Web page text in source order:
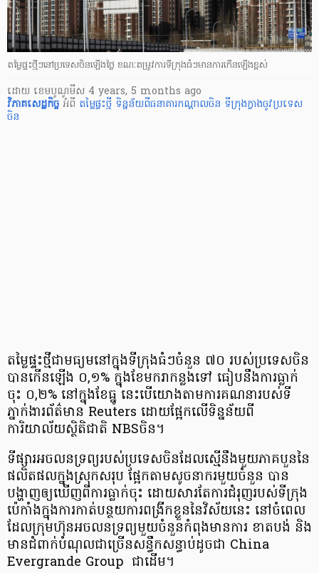
តម្លៃផ្ទះថ្មីៗនៅប្រទេសចិនឡើងថ្លៃ ខណៈតម្រូវការទីក្រុងធំៗមានការកើនឡើងខ្ពស់
ដោយ ​ ខេមបូណូមីស 4 years, 5 months ago
វិភាគសេដ្ឋកិច្ច អំពី តម្លៃ​ផ្ទះ​ថ្មី ទិន្នន័យ​ពី​ធនាគារកណ្ដាល​ចិន ទីក្រុង​ក្វា​ង​ចូ​វ​ប្រទេស​
ចិន
តម្លៃ​ផ្ទះ​ថ្មី​ជា​មធ្យម​នៅ​ក្នុង​ទីក្រុង​ធំ​ៗ​ចំនួន ៧០ របស់​ប្រទេស​ចិន​
បាន​កើនឡើង ០,១% ក្នុង​ខែមករា​កន្លង​ទៅ ធៀប​នឹង​ការ​ធ្លាក់​
ចុះ ០,២% នៅ​ក្នុង​ខែធ្នូ នេះ​បើ​យោង​តាម​ការ​គណនា​របស់​ទី
ភ្នាក់ងារ​ព័ត៌មាន Reuters ដោយ​ផ្អែក​លើ​ទិន្នន័យ​ពី​
ការិយាល័យ​ស្ថិតិ​ជាតិ NBS​ចិន​។
ទីផ្សារ​អចលនទ្រព្យ​របស់​ប្រទេស​ចិន​ដែល​ស្មើនឹង​មួយ​ភាគ​បួន​នៃ​
ផលិតផល​ក្នុងស្រុក​សរុប ផ្អែក​តាម​សូចនាករ​មួយ​ចំនួន បាន​
បង្ហាញ​ឲ្យ​ឃើញ​ពី​ការ​ធ្លាក់​ចុះ ដោយសារ​តែ​ការ​ជំរុញ​របស់​ទីក្រុង​
ប៉េ​កាំ​ង​ក្នុង​ការ​កាត់​បន្ថយ​ការ​ពង្រីក​ខ្លួន​នៃ​វិស័យ​នេះ នៅ​ចំ​ពេល​
ដែល​ក្រុមហ៊ុន​អចលនទ្រព្យ​មួយ​ចំនួន​កំពុង​មានការ ខាតបង់ និង
មាន​ជំពាក់​បំណុល​ជា​ច្រើន​សន្ធឹកសន្ធាប់​ដូច​ជា China
Evergrande Group ជាដើម​។